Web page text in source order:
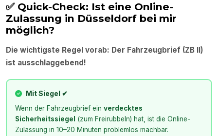
✅ Quick-Check: Ist eine Online-
Zulassung in Düsseldorf bei mir
möglich?
Die wichtigste Regel vorab: Der Fahrzeugbrief (ZB II)
ist ausschlaggebend!
Mit Siegel ✔
Wenn der Fahrzeugbrief einverdecktes
Sicherheitssiegel
(zum Freirubbeln) hat, ist die Online-
Zulassung in 10–20 Minuten problemlos machbar.